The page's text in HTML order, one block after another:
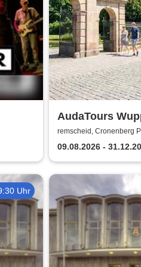
AudaTours
Tour:
Chroniken –
und Erbe
remscheid, Cronenberg
09.08.2026 -
Uhr